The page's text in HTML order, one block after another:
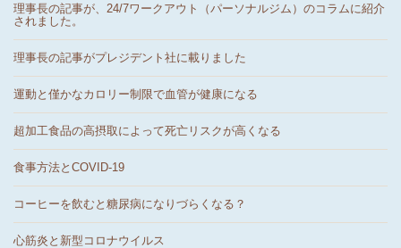
理事長の記事が、24/7ワークアウト（パーソナルジム）のコラムに紹介
されました。
理事長の記事がプレジデント社に載りました
運動と僅かなカロリー制限で血管が健康になる
超加工食品の高摂取によって死亡リスクが高くなる
食事方法とCOVID-19
コーヒーを飲むと糖尿病になりづらくなる？
心筋炎と新型コロナウイルス